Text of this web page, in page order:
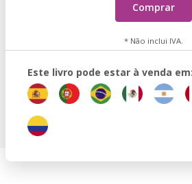
Comprar
* Não inclui IVA.
Este livro pode estar à venda em: